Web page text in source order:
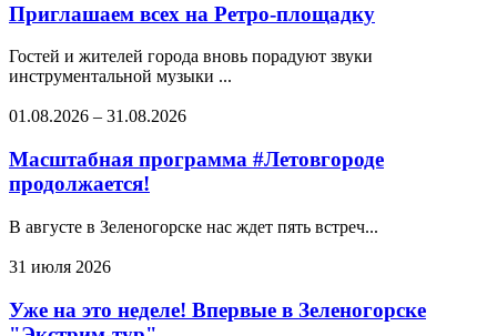
Приглашаем всех на Ретро-площадку
Гостей и жителей города вновь порадуют звуки
инструментальной музыки ...
01.08.2026 – 31.08.2026
Масштабная программа #Летовгороде
продолжается!
В августе в Зеленогорске нас ждет пять встреч...
31 июля 2026
Уже на это неделе! Впервые в Зеленогорске